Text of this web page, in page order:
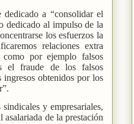
a “consolidar el
dedicado al impulso de la
los esfuerzos la
relaciones extra
por ejemplo falsos
el fraude de los falsos
ingresos obtenidos por los
y empresariales,
de la prestación